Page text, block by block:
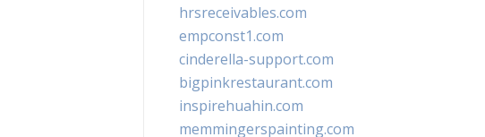
hrsreceivables.com
empconst1.com
cinderella-support.com
bigpinkrestaurant.com
inspirehuahin.com
memmingerspainting.com